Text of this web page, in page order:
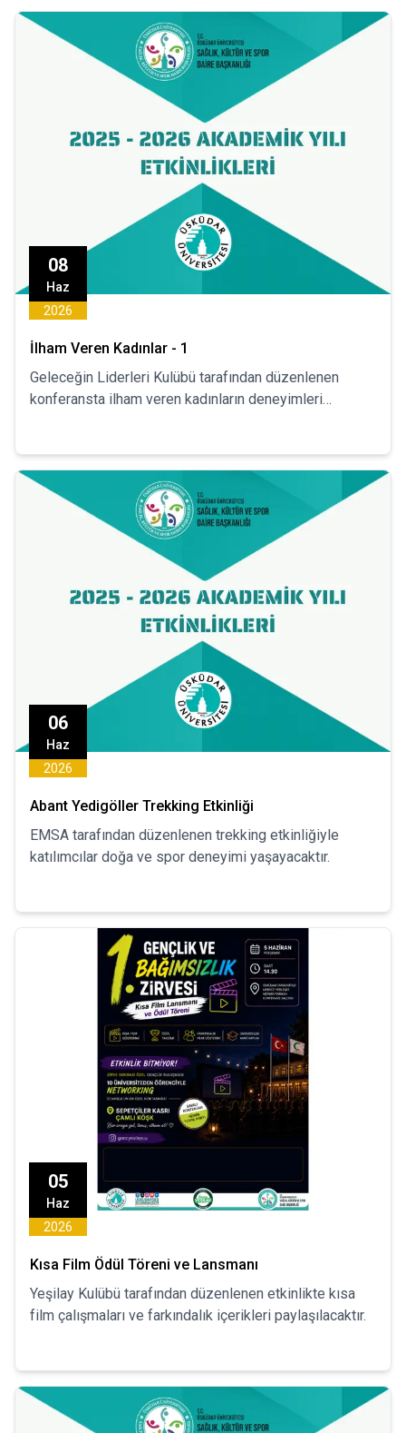
08
Haz
2026
İlham Veren Kadınlar - 1
Geleceğin Liderleri Kulübü tarafından düzenlenen
konferansta ilham veren kadınların deneyimleri
06
Haz
2026
Abant Yedigöller Trekking Etkinliği
EMSA tarafından düzenlenen trekking etkinliğiyle
katılımcılar doğa ve spor deneyimi yaşayacaktır.
05
Haz
2026
Kısa Film Ödül Töreni ve Lansmanı
Yeşilay Kulübü tarafından düzenlenen etkinlikte kısa
film çalışmaları ve farkındalık içerikleri paylaşılacaktır.